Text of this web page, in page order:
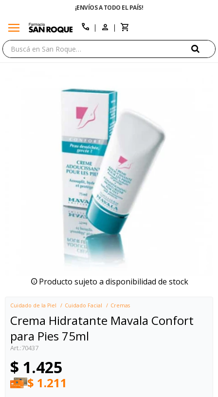
¡ENVÍOS A TODO EL PAÍS!
menu call
Producto sujeto a disponibilidad de stock
Cuidado de la Piel Cuidado Facial Cremas
Crema Hidratante Mavala Confort
para Pies 75ml
70437
$ 1.425
$ 1.211
close